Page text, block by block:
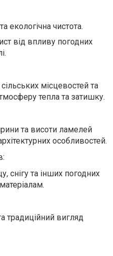
екологічна чистота.
від впливу погодних
місцевостей та
тепла та затишку.
та висоти ламелей
особливостей.
снігу та інших погодних
традиційний вигляд